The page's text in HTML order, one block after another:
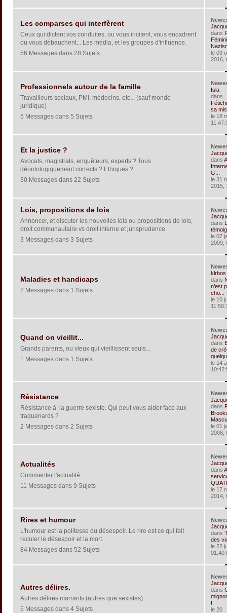
Les comparses qui interfèrent
Ceux qui dictent vos conduites, ou vous incitent, vous encadrent
ou vous débauchent... Les média, et les groupes d'influence.
56 Messages dans 28 Sujets
dans
le 09
2016,
Professionnels autour de la famille
Travailleurs sociaux, PMI, médecins, etc... (sauf monde
juridique)
5 Messages dans 5 Sujets
Isla
dans
sa
le 18
Et la justice ?
Avocats, magistrats, enquêteurs, experts ? Tous
déontologiquement corrects ? Ethiques ?
30 Messages dans 22 Sujets
dans
G...
le 31
2015,
Lois, propositions de lois
Annoncer, et discuter les nouvelles lois ou propositions de lois,
droit communautaire vs droit interne et jurisprudence.
3 Messages dans 3 Sujets
dans
le 07
2009,
Maladies et handicaps
2 Messages dans 1 Sujets
klrbos
dans
n’est
cho...
le 10
Quand on vieillit...
Grands parents, ou vieux qui vieillissent seuls...
1 Messages dans 1 Sujets
dans
de
le 14
Résistance
Résistance à la guerre sexiste. Qui peut vous aider face aux
traquenards ?
2 Messages dans 2 Sujets
dans
le 01
2008,
Actualités
Commenter l'actualité.
11 Messages dans 9 Sujets
dans
le 17
2014,
Rires et humour
L'humour est la politesse du désespoir. Le rire est ce qui fait
reculer le désespoir et la mort.
84 Messages dans 52 Sujets
dans
des
le 22
Autres délires.
Autres délires marrants (autres que sexistes).
5 Messages dans 4 Sujets
dans
!
le 20